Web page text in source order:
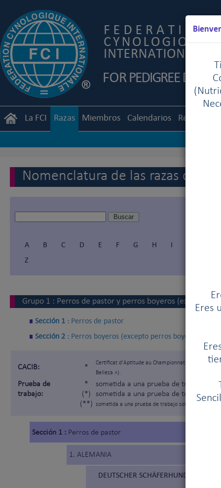
Eres
La FCI Razas Miembros Calendarios
Nomenclatura de las razas de la
A B C D E F G H I
Z
Grupo 1 : Perros de pastor y perros boyeros (excepto
Sección 1 : Perros de pastor
Sección 2 : Perros boyeros (excepto perros boyeros suizos)
CACIB: *
Certificat d'Aptitude au Championnat International
Belleza »).
Prueba de
trabajo:
*
(*)
(**)
sometida a una prueba de trabajo
sometida a una prueba de trabajo
sometida a una prueba de trabajo solamente para
Sección 1 : Perros de pastor
1. ALEMANIA
DEUTSCHER SCHÄFERHUND (166)